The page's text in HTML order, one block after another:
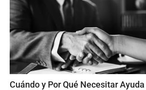
Cuándo y Por Qué Necesitar